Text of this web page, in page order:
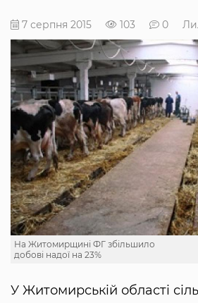
7 серпня 2015 103 0
На Житомирщині ФГ збільшило
добові надої на 23%
У Житомирській області